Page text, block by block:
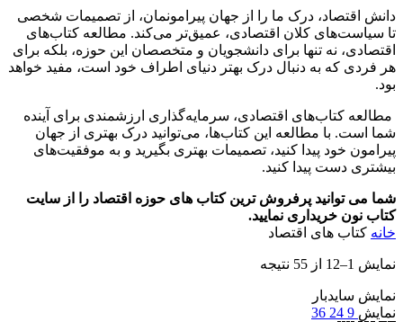
دانش اقتصاد، درک ما را از جهان پیرامونمان، از تصمیمات شخصی
تا سیاست‌های کلان اقتصادی، عمیق‌تر می‌کند. مطالعه کتاب‌های
اقتصادی، نه تنها برای دانشجویان و متخصصان این حوزه، بلکه برای
هر فردی که به دنبال درک بهتر دنیای اطراف خود است، مفید خواهد
بود.
مطالعه کتاب‌های اقتصادی، سرمایه‌گذاری ارزشمندی برای آینده
شما است. با مطالعه این کتاب‌ها، می‌توانید درک بهتری از جهان
پیرامون خود پیدا کنید، تصمیمات بهتری بگیرید و به موفقیت‌های
بیشتری دست پیدا کنید.
شما می توانید پرفروش ترین کتاب های حوزه اقتصاد را از سایت
کتاب نون خریداری نمایید.
خانه کتاب های اقتصاد
نمایش 1–12 از 55 نتیجه
نمایش سایدبار
نمایش 9
24
36